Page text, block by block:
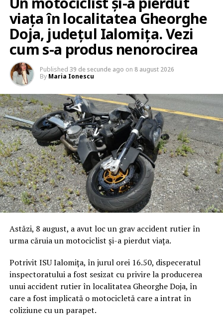
viața în localitatea Gheorghe
Doja, județul Ialomița. Vezi
cum s-a produs nenorocirea
Published 39 de secunde ago on 8 august 2026
By Maria Ionescu
Astăzi, 8 august, a avut loc un grav accident rutier în
urma căruia un motociclist și-a pierdut viața.
Potrivit ISU Ialomița, în jurul orei 16.50, dispeceratul
inspectoratului a fost sesizat cu privire la producerea
unui accident rutier în localitatea Gheorghe Doja, în
care a fost implicată o motocicletă care a intrat în
coliziune cu un parapet.